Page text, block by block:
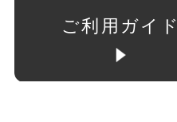
ご利用ガイド